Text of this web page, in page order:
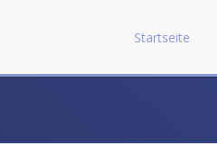
Startseite